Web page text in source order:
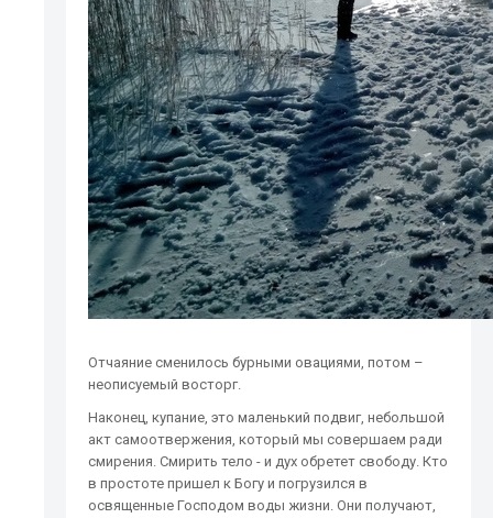
Отчаяние сменилось бурными овациями, потом –
неописуемый восторг.
Наконец, купание, это маленький подвиг, небольшой
акт самоотвержения, который мы совершаем ради
смирения. Смирить тело - и дух обретет свободу. Кто
в простоте пришел к Богу и погрузился в
освященные Господом воды жизни. Они получают,